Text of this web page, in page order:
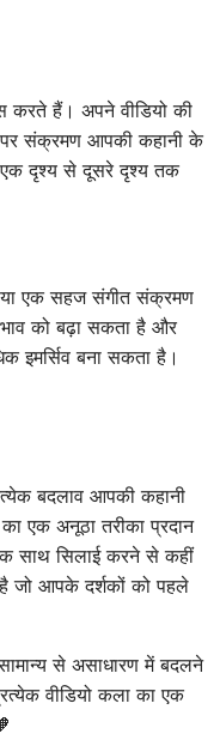
करते हैं। अपने वीडियो की
संक्रमण आपकी कहानी के
एक दृश्य से दूसरे दृश्य तक
या एक सहज संगीत संक्रमण
को बढ़ा सकता है और
इमर्सिव बना सकता है।
बदलाव आपकी कहानी
एक अनूठा तरीका प्रदान
साथ सिलाई करने से कहीं
जो आपके दर्शकों को पहले
से असाधारण में बदलने
वीडियो कला का एक